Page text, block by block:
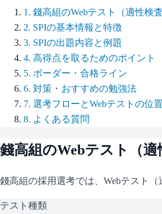
1 . 錢高組のWebテスト（適性検
2. SPIの基本情報と特徴
3. SPIの出題内容と例題
4. 高得点を取るためのポイント
5. ボーダー・合格ライン
6. 対策・おすすめの勉強法
7. 選考フローとWebテストの位
8. よくある質問
錢高組 のWebテスト（
錢高組の採用選考では、Webテスト（
テスト種類